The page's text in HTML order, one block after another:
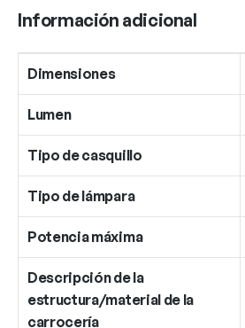
Información adicional
Dimensiones
Lumen
Tipo de casquillo
Tipo de lámpara
Potencia máxima
Descripción de la
estructura/material de la
carrocería